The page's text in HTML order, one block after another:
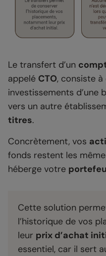
Le transfert d’un
appelé CTO, consiste
investissements d’une
vers un autre
titres.
Concrètement, vos
fonds restent les
héberge votre
Cette solution
l’historique de vos
leur prix d’achat
essentiel, car il sert